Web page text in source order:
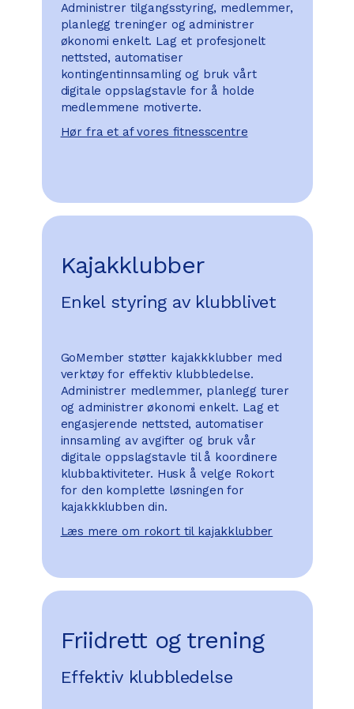
Administrer tilgangsstyring, medlemmer,
planlegg treninger og administrer
økonomi enkelt. Lag et profesjonelt
nettsted, automatiser
kontingentinnsamling og bruk vårt
digitale oppslagstavle for å holde
medlemmene motiverte.
Hør fra et af vores fitnesscentre
Kajakklubber
Enkel styring av klubblivet
GoMember støtter kajakkklubber med
verktøy for effektiv klubbledelse.
Administrer medlemmer, planlegg turer
og administrer økonomi enkelt. Lag et
engasjerende nettsted, automatiser
innsamling av avgifter og bruk vår
digitale oppslagstavle til å koordinere
klubbaktiviteter. Husk å velge Rokort
for den komplette løsningen for
kajakkklubben din.
Læs mere om rokort til kajakklubber
Friidrett og trening
Effektiv klubbledelse